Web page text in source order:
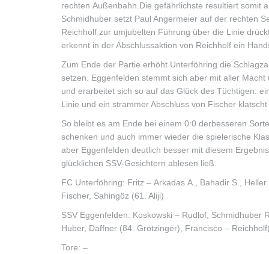
rechten Außenbahn.Die gefährlichste resultiert somit
Schmidhuber setzt Paul Angermeier auf der rechten
Reichholf zur umjubelten Führung über die Linie
erkennt in der Abschlussaktion von Reichholf ein
Zum Ende der Partie erhöht Unterföhring die
setzen. Eggenfelden stemmt sich aber mit aller
und erarbeitet sich so auf das Glück des Tüchtigen:
Linie und ein strammer Abschluss von Fischer
So bleibt es am Ende bei einem 0:0 derbesseren
schenken und auch immer wieder die spielerische
aber Eggenfelden deutlich besser mit diesem
glücklichen SSV-Gesichtern ablesen ließ.
FC Unterföhring: Fritz – Arkadas A., Bahadir S.,
Fischer, Sahingöz (61. Aliji)
SSV Eggenfelden: Koskowski – Rudlof, Schmidhuber
Huber, Daffner (84. Grötzinger), Francisco –
Tore: –